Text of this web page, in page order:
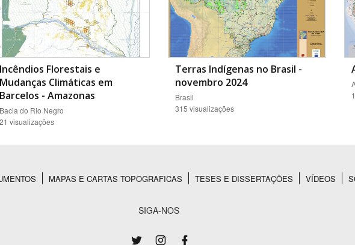
Incêndios Florestais e
Mudanças Climáticas em
Barcelos - Amazonas
Bacia do Rio Negro
21 visualizações
Terras Indígenas no Brasil -
novembro 2024
Brasil
315 visualizações
MAPAS E CARTAS TOPOGRAFICAS TESES E DISSERTAÇÕES VÍDEOS
SIGA-NOS